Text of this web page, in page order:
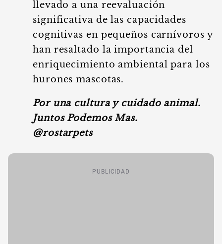
llevado a una reevaluación
significativa de las capacidades
cognitivas en pequeños carnívoros y
han resaltado la importancia del
enriquecimiento ambiental para los
hurones mascotas.
Por una cultura y cuidado animal.
Juntos Podemos Mas.
@rostarpets
PUBLICIDAD